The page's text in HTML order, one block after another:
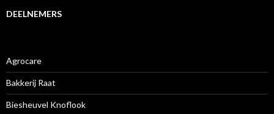
DEELNEMERS
Agrocare
Bakkerij Raat
Biesheuvel Knoflook